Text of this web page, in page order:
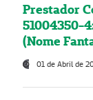
Prestador
51004350-
(Nome
01 de Abril de